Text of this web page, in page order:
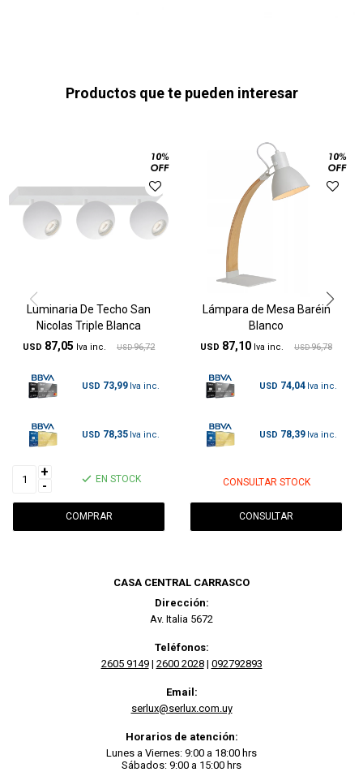
Productos que te pueden interesar
Luminaria De Techo San
Nicolas Triple Blanca
USD 87,05 USD 96,72
USD 73,99
USD 78,35
+
-
EN STOCK
Lámpara de Mesa Baréin
Blanco
USD 87,10 USD 96,78
USD 74,04
USD 78,39
CONSULTAR STOCK
CONSULTAR
CASA CENTRAL CARRASCO
Dirección:
Av. Italia 5672
Teléfonos:
2605 9149| 2600 2028| 092792893
Email:
serlux@serlux.com.uy
Horarios de atención:
Lunes a Viernes: 9:00 a 18:00 hrs
Sábados: 9:00 a 15:00 hrs